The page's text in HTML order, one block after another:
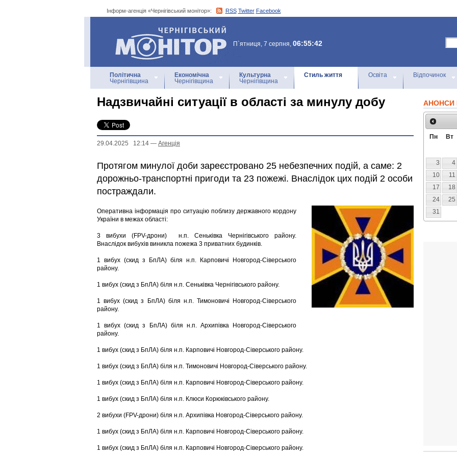
Інформ-агенція «Чернігівський монітор»: RSS Twitter Facebook
Інформ-агенція
«Чернігівський монітор»
П`ятниця, 7 серпня, 06:55:42
Політична
Чернігівщина
Економічна
Чернігівщина
Культурна
Чернігівщина
Стиль життя Освіта Відпочинок
Надзвичайні ситуації в області за минулу добу
29.04.2025 12:14 — Агенцiя
Протягом минулої доби зареєстровано 25 небезпечних подій, а саме: 2
дорожньо-транспортні пригоди та 23 пожежі. Внаслідок цих подій 2 особи
постраждали.
Оперативна інформація про ситуацію поблизу державного кордону
України в межах області:
3 вибухи (FPV-дрони) н.п. Сеньківка Чернігівського району.
Внаслідок вибухів виникла пожежа 3 приватних будинків.
1 вибух (скид з БпЛА) біля н.п. Карповичі Новгород-Сіверського
району.
1 вибух (скид з БпЛА) біля н.п. Сеньківка Чернігівського району.
1 вибух (скид з БпЛА) біля н.п. Тимоновичі Новгород-Сіверського
району.
1 вибух (скид з БпЛА) біля н.п. Архипівка Новгород-Сіверського
району.
1 вибух (скид з БпЛА) біля н.п. Карповичі Новгород-Сіверського району.
1 вибух (скид з БпЛА) біля н.п. Тимоновичі Новгород-Сіверського району.
1 вибух (скид з БпЛА) біля н.п. Карповичі Новгород-Сіверського району.
1 вибух (скид з БпЛА) біля н.п. Клюси Корюківського району.
2 вибухи (FPV-дрони) біля н.п. Архипівка Новгород-Сіверського району.
1 вибух (скид з БпЛА) біля н.п. Карповичі Новгород-Сіверського району.
1 вибух (скид з БпЛА) біля н.п. Карповичі Новгород-Сіверського району.
АНОНСИ
Пн Вт
3
4
10
11
17
18
24
25
31